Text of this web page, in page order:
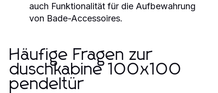
auch Funktionalität für die Aufbewahrung
von Bade-Accessoires.
Häufige Fragen zur
duschkabine 100x100
pendeltür